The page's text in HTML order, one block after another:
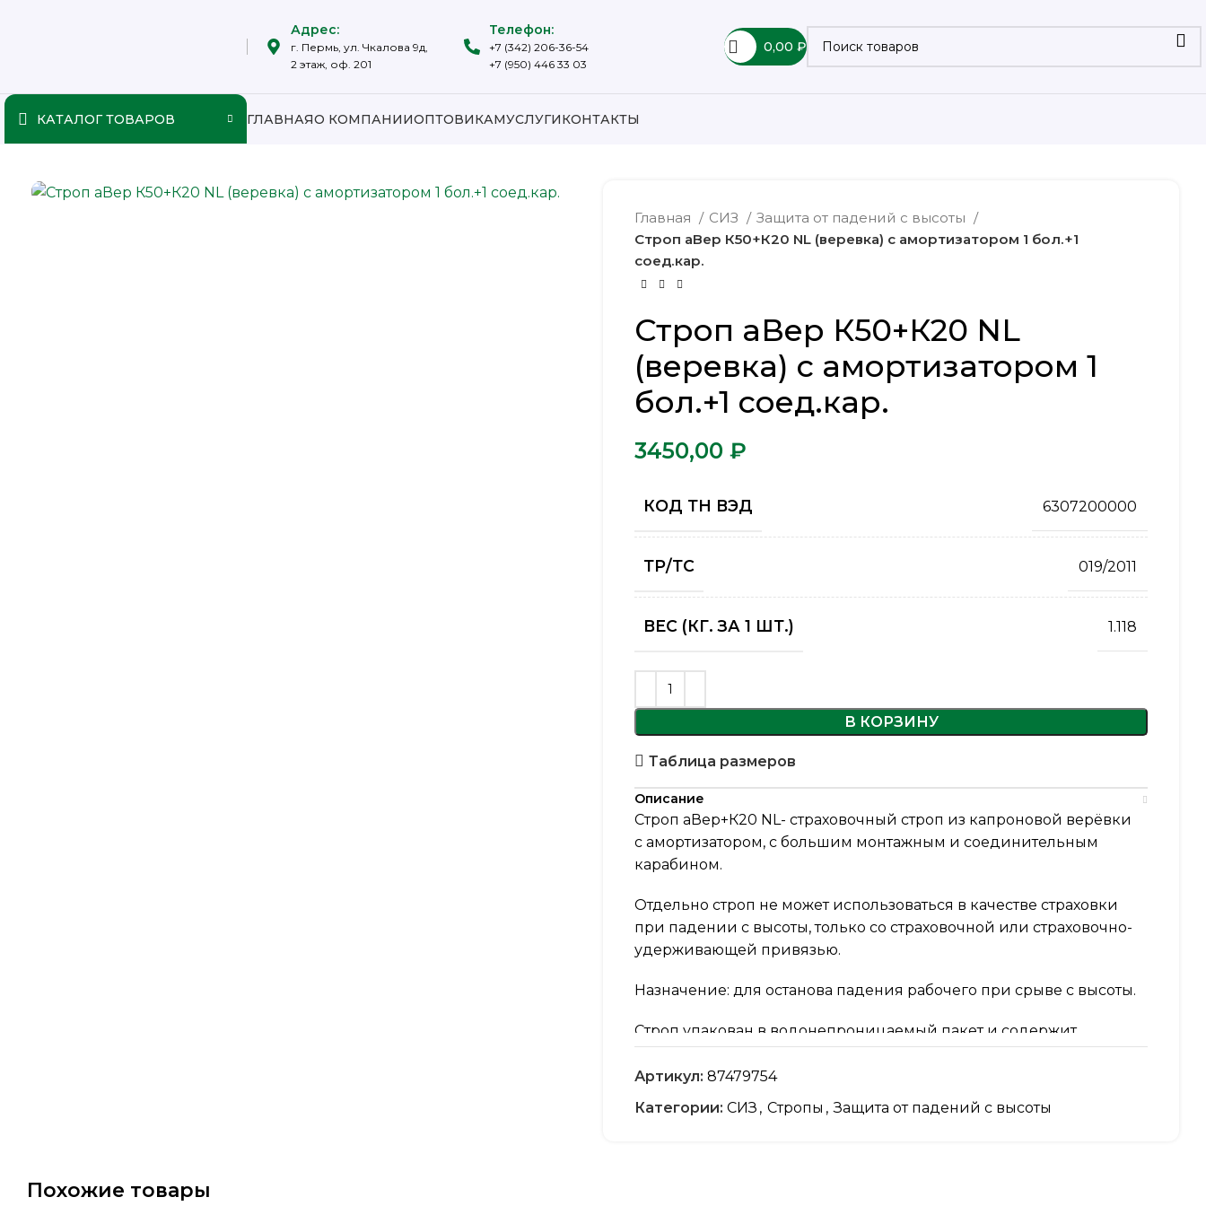
Адрес:
г. Пермь, ул. Чкалова 9д,
2 этаж, оф. 201
Телефон:
+7 (342) 206-36-54
+7 (950) 446 33 03
0,00 ₽
КАТАЛОГ ТОВАРОВ ГЛАВНАЯО КОМПАНИИОПТОВИКАМУСЛУГИКОНТАКТЫ
Главная СИЗ
Защита от падений с высоты
Строп аВер К50+К20 NL (веревка) с амортизатором 1 бол.+1
соед.кар.
Строп аВер К50+К20 NL
(веревка) с амортизатором 1
бол.+1 соед.кар.
₽
КОД ТН ВЭД 6307200000
ТР/ТС 019/2011
ВЕС (КГ. ЗА 1 ШТ.) 1.118
В КОРЗИНУ
Таблица размеров
Описание
Строп аВер+К20 NL- страховочный строп из капроновой верёвки
с амортизатором, с большим монтажным и соединительным
карабином.
Отдельно строп не может использоваться в качестве страховки
при падении с высоты, только со страховочной или страховочно-
удерживающей привязью.
Назначение: для останова падения рабочего при срыве с высоты.
Строп упакован в водонепроницаемый пакет и содержит
паспорт и инструкцию по применению.
работу стропа, например: острые кромки, режущие, абразивные
Артикул: 87479754
Категории: СИЗ , Стропы , Защита от падений с высоты
Похожие товары